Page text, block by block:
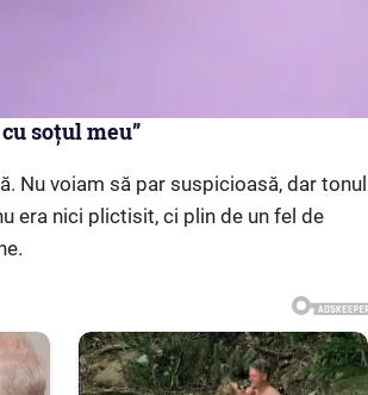
soțul meu”
Nu voiam să par suspicioasă, dar tonul
era nici plictisit, ci plin de un fel de